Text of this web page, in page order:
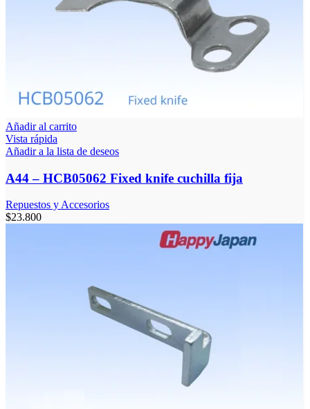
Añadir al carrito
Vista rápida
Añadir a la lista de deseos
A44 – HCB05062 Fixed knife cuchilla fija
Repuestos y Accesorios
$23.800